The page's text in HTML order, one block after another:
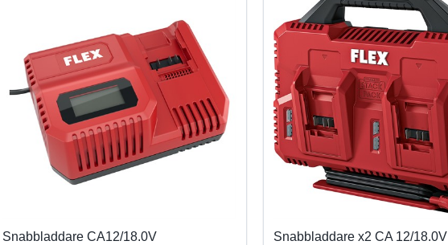
Snabbladdare CA12/18.0V Snabbladdare x2 CA 12/18.0V